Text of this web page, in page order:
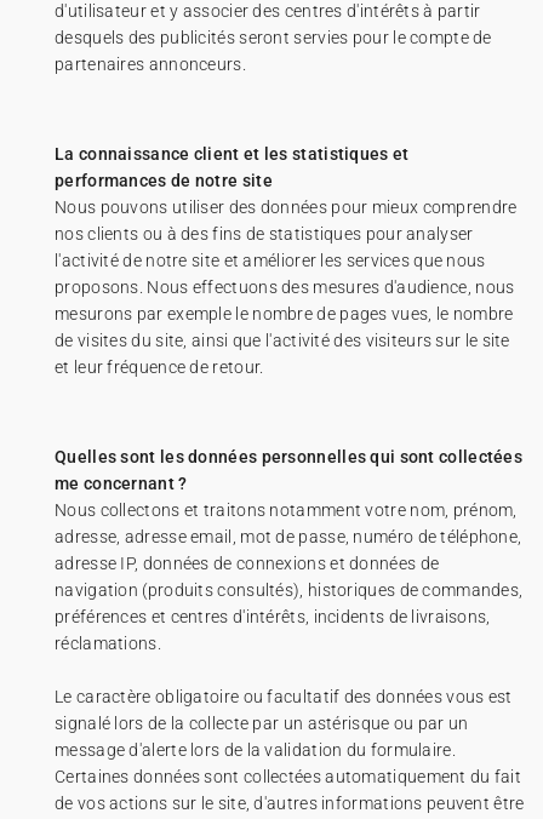
d'utilisateur et y associer des centres d'intérêts à partir
desquels des publicités seront servies pour le compte de
partenaires annonceurs.
La connaissance client et les statistiques et
performances de notre site
Nous pouvons utiliser des données pour mieux comprendre
nos clients ou à des fins de statistiques pour analyser
l'activité de notre site et améliorer les services que nous
proposons. Nous effectuons des mesures d'audience, nous
mesurons par exemple le nombre de pages vues, le nombre
de visites du site, ainsi que l'activité des visiteurs sur le site
et leur fréquence de retour.
Quelles sont les données personnelles qui sont collectées
me concernant ?
Nous collectons et traitons notamment votre nom, prénom,
adresse, adresse email, mot de passe, numéro de téléphone,
adresse IP, données de connexions et données de
navigation (produits consultés), historiques de commandes,
préférences et centres d'intérêts, incidents de livraisons,
réclamations.
Le caractère obligatoire ou facultatif des données vous est
signalé lors de la collecte par un astérisque ou par un
message d'alerte lors de la validation du formulaire.
Certaines données sont collectées automatiquement du fait
de vos actions sur le site, d'autres informations peuvent être